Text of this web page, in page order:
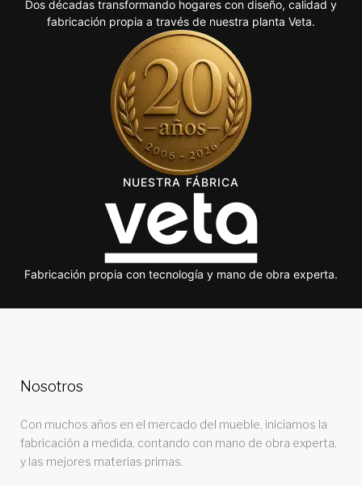
Dos décadas transformando hogares con diseño, calidad y
fabricación propia a través de nuestra planta Veta.
NUESTRA FÁBRICA
Fabricación propia con tecnología y mano de obra experta.
Nosotros
Con muchos años en el mercado del mueble, iniciamos la
fabricación a medida, contando con mano de obra experta,
y las mejores materias primas.